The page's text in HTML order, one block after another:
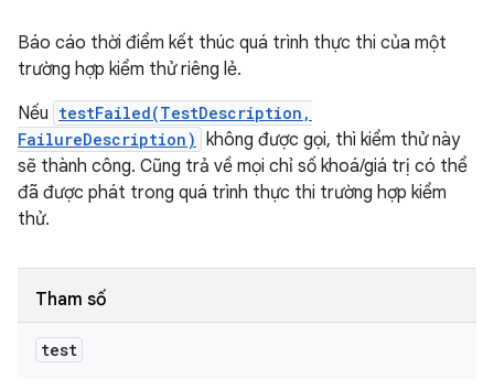
Báo cáo thời điểm kết thúc quá trình thực thi của một
trường hợp kiểm thử riêng lẻ.
Nếu testFailed(TestDescription,
FailureDescription) không được gọi, thì kiểm thử này
sẽ thành công. Cũng trả về mọi chỉ số khoá/giá trị có thể
đã được phát trong quá trình thực thi trường hợp kiểm
thử.
Tham số
test